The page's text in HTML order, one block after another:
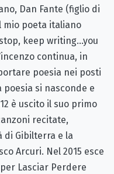
Dan Fante (figlio di
mio poeta italiano
keep writing...you
continua, in
poesia nei posti
poesia si nasconde e
è uscito il suo primo
recitate,
di Gibilterra e la
Arcuri. Nel 2015 esce
Lasciar Perdere